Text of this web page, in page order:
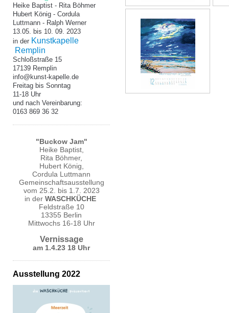
Heike Baptist - Rita Böhmer
Hubert König - Cordula
Luttmann - Ralph Werner
13.05. bis 10. 09. 2023
in der Kunstkapelle
Remplin
Schloßstraße 15
17139 Remplin
info@kunst-kapelle.de
Freitag bis Sonntag
11-18 Uhr
und nach Vereinbarung:
0163 869 36 32
"Buckow Jam"
Heike Baptist,
Rita Böhmer,
Hubert König,
Cordula Luttmann
Gemeinschaftsausstellung
vom 25.2. bis 1.7. 2023
in der WASCHKÜCHE
Feldstraße 10
13355 Berlin
Mittwochs 16-18 Uhr
Vernissage
am 1.4.23 18 Uhr
Ausstellung 2022